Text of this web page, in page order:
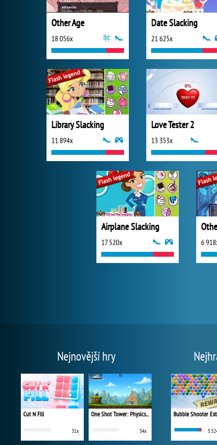
Other Age
18 056x
Date Slacking
21 625x
Library Slacking
11 894x
Love Tester 2
13 353x
Airplane Slacking
17 520x 6
Nejnovější hry
Cut N Fill
31x
One Shot Tower: Physics Destroyer
34x
Bubble Shooter
5